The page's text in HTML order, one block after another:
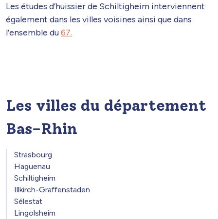
Les études d’huissier de Schiltigheim interviennent
également dans les villes voisines ainsi que dans
l’ensemble du67.
Les villes du département
Bas-Rhin
Strasbourg
Haguenau
Schiltigheim
Illkirch-Graffenstaden
Sélestat
Lingolsheim